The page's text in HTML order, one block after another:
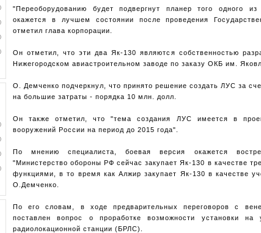
"Переоборудованию будет подвергнут планер того одного
окажется в лучшем состоянии после проведения
отметил глава корпорации.
Он отметил, что эти два Як-130 являются собственностью
Нижегородском авиастроительном заводе по заказу ОКБ им.
О. Демченко подчеркнул, что принято решение создать ЛУС за
на большие затраты - порядка 10 млн. долл.
Он также отметил, что "тема создания ЛУС имеется в
вооружений России на период до 2015 года".
По мнению специалиста, боевая версия окажется
"Министерство обороны РФ сейчас закупает Як-130 в качестве
функциями, в то время как Алжир закупает Як-130 в качестве
О.Демченко.
По его словам, в ходе предварительных переговоров с
поставлен вопрос о проработке возможности установки на
радиолокационной станции (БРЛС).